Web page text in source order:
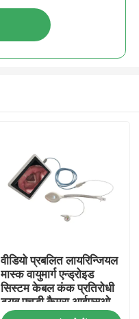
वीडियो प्रबलित लायरिन्जियल
मास्क वायुमार्ग एन्ड्रोइड
सिस्टम केबल कंक प्रतिरोधी
ट्यूब एचडी कैमरा आईएसओ